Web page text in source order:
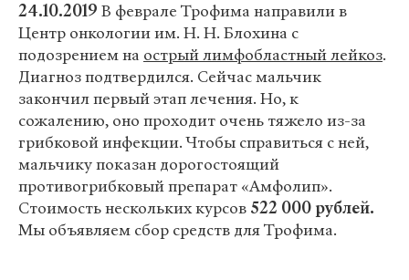
24.10.2019 В феврале Трофима направили в
Центр онкологии им. Н. Н. Блохина с
подозрением на острый лимфобластный лейкоз.
Диагноз подтвердился. Сейчас мальчик
закончил первый этап лечения. Но, к
сожалению, оно проходит очень тяжело из-за
грибковой инфекции. Чтобы справиться с ней,
мальчику показан дорогостоящий
противогрибковый препарат «Амфолип».
Стоимость нескольких курсов 522 000 рублей.
Мы объявляем сбор средств для Трофима.